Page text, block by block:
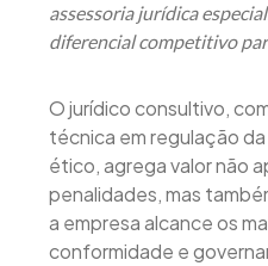
assessoria jurídica
diferencial competitivo
O jurídico consultivo,
técnica em regulação
ético, agrega valor não
penalidades, mas
a empresa alcance os
conformidade e